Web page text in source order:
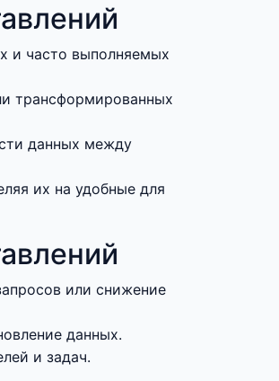
и часто выполняемых
трансформированных
данных между
их на удобные для
или снижение
данных.
и задач.